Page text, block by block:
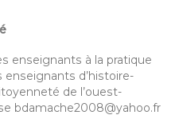
enseignants à la pratique
enseignants d’histoire-
de l’ouest-
bdamache2008@yahoo.fr